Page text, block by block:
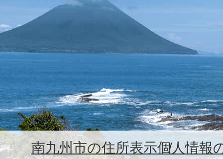
南九州市の住所表示個人情報